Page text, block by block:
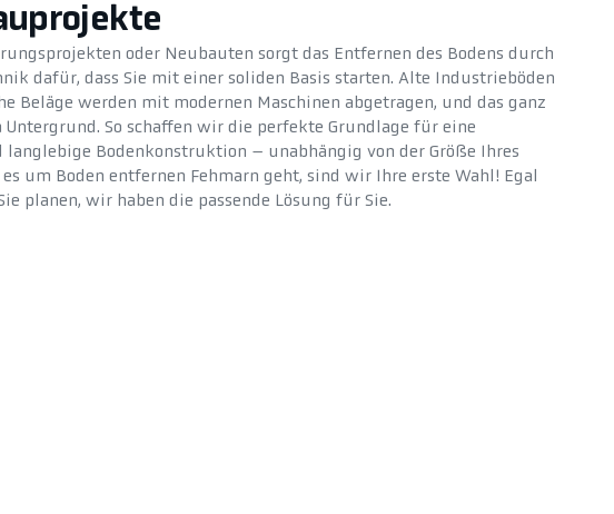
oder Neubauten sorgt das Entfernen des Bodens durch
dafür, dass Sie mit einer soliden Basis starten. Alte Industrieböden
Beläge werden mit modernen Maschinen abgetragen, und das ganz
Untergrund. So schaffen wir die perfekte Grundlage für eine
langlebige Bodenkonstruktion – unabhängig von der Größe Ihres
es um Boden entfernen Fehmarn geht, sind wir Ihre erste Wahl! Egal
planen, wir haben die passende Lösung für Sie.